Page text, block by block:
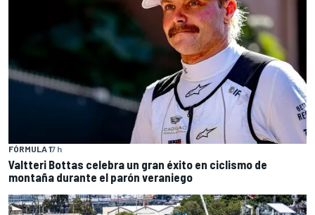
FÓRMULA 17 h
Valtteri Bottas celebra un gran éxito en ciclismo de
montaña durante el parón veraniego